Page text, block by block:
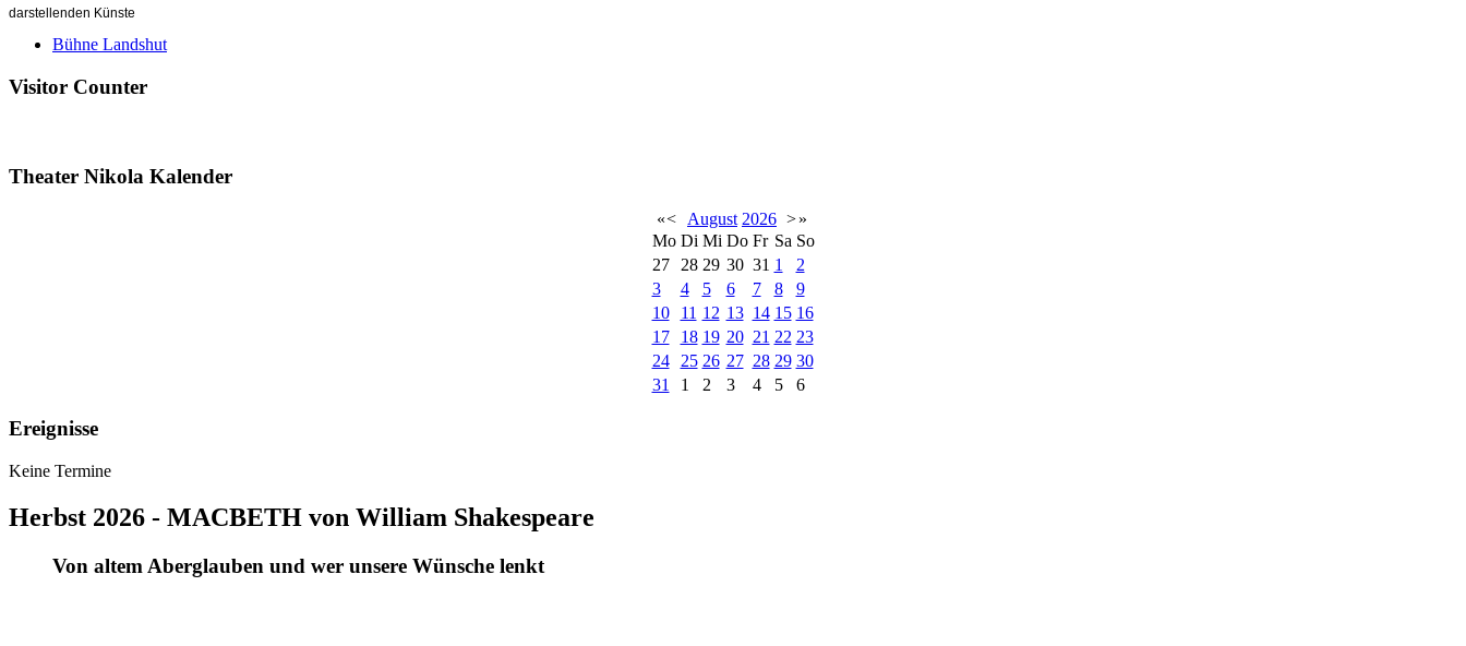
darstellenden Künste
Bühne Landshut
Visitor Counter
Theater Nikola Kalender
«< August 2026 >»
Mo Di Mi Do Fr Sa So
27
28 29 30 31 1
2
3
4 5 6 7 8
9
10
11 12 13 14 15 16
17
18 19 20 21 22 23
24
25 26 27 28 29 30
31
1 2 3 4 5 6
Ereignisse
Keine Termine
Herbst 2026 - MACBETH von William Shakespeare
Von altem Aberglauben und wer unsere Wünsche lenkt